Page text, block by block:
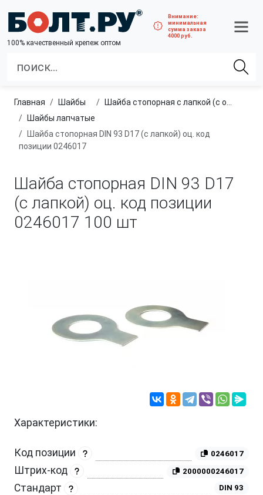
100% качественный крепеж оптом
Внимание:
минимальная
сумма заказа
4000 руб.
Главная шайбы
Шайба стопорная с лапкой (с одной лапкой)
шайбы лапчатые
Шайба стопорная DIN 93 D17 (с лапкой) оц. код
позиции 0246017
Шайба стопорная DIN 93 D17
(с лапкой) оц. код позиции
0246017 100 шт
Характеристики:
Код позиции 0246017
Штрих-код 2000000246017
Стандарт DIN 93